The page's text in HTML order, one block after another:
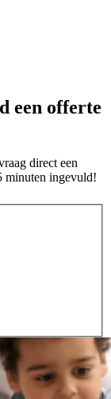
een offerte
direct een
minuten ingevuld!